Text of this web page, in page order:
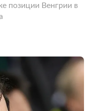
позиции Венгрии в